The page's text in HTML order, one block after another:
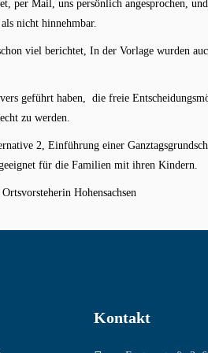
per Mail, uns persönlich angesprochen,
nicht hinnehmbar.
viel berichtet, In der Vorlage wurden
geführt haben, die freie
zu werden.
2, Einführung einer
für die Familien mit ihren Kindern.
Hohensachsen
Kontakt